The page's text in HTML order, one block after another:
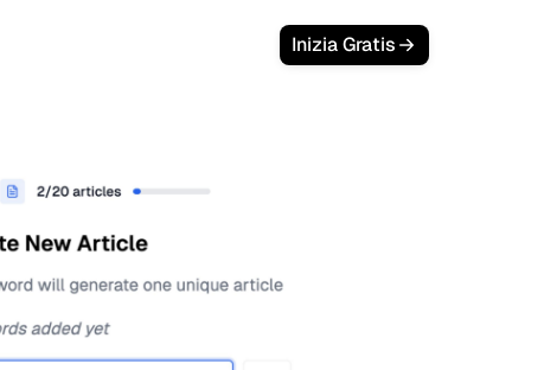
Inizia Gratis